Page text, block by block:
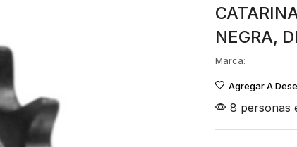
NEGRA,
Marca:
Agregar A
8 personas